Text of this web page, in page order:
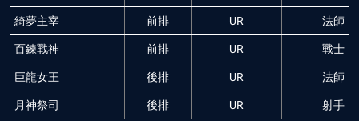
綺夢主宰 前排 UR 法師
百鍊戰神 前排 UR 戰士
巨龍女王 後排 UR 法師
月神祭司 後排 UR 射手